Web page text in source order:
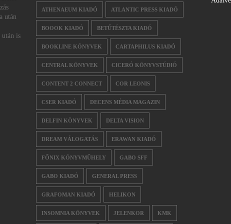
után
után is
ATHENAEUM KIADÓ ATLANTIC PRESS KIADÓ
BOOOK KIADÓ BETŰTÉSZTA KIADÓ
BOOKLINE KÖNYVEK CARTAPHILUS KIADÓ
CENTRAL KÖNYVEK CICERÓ KÖNYVSTÚDIÓ
CONTENT 2 CONNECT COR LEONIS
CSER KIADÓ DECENS MÉDIA MAGAZIN
DELFIN KÖNYVEK DELTA VISION
DREAM VÁLOGATÁS ERAWAN KIADÓ
FŐNIX KÖNYVMŰHELY GABO SFF
GABO KIADÓ GENERAL PRESS
GRAFOMAN KIADÓ HELIKON
INSOMNIA KÖNYVEK JELENKOR KMK